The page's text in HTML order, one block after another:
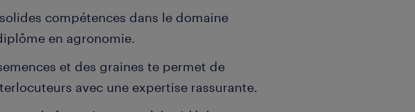
compétences dans le domaine
en agronomie.
et des graines te permet de
avec une expertise rassurante.